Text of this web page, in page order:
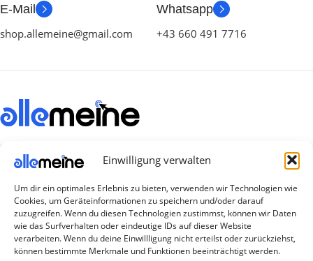
Einwilligung verwalten
Um dir ein optimales Erlebnis zu bieten, verwenden wir Technologien wie
Cookies, um Geräteinformationen zu speichern und/oder darauf
zuzugreifen. Wenn du diesen Technologien zustimmst, können wir Daten
wie das Surfverhalten oder eindeutige IDs auf dieser Website
verarbeiten. Wenn du deine Einwillligung nicht erteilst oder zurückziehst,
können bestimmte Merkmale und Funktionen beeinträchtigt werden.
E-Mail
shop.allemeine@gmail.com
Whatsapp
+43 660 491 7716
Die Produkte, die Sie wünschen, aber nicht
erreichen können, sind gleichzeitig mit der
Abonnieren Sie uns
Kategorien